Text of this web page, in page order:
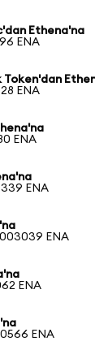
Ethena'na
ENA
Token'dan
ENA
ENA
ENA
ENA
ENA
ENA